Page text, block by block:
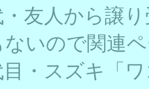
友人から譲
ないので関連
・スズキ「